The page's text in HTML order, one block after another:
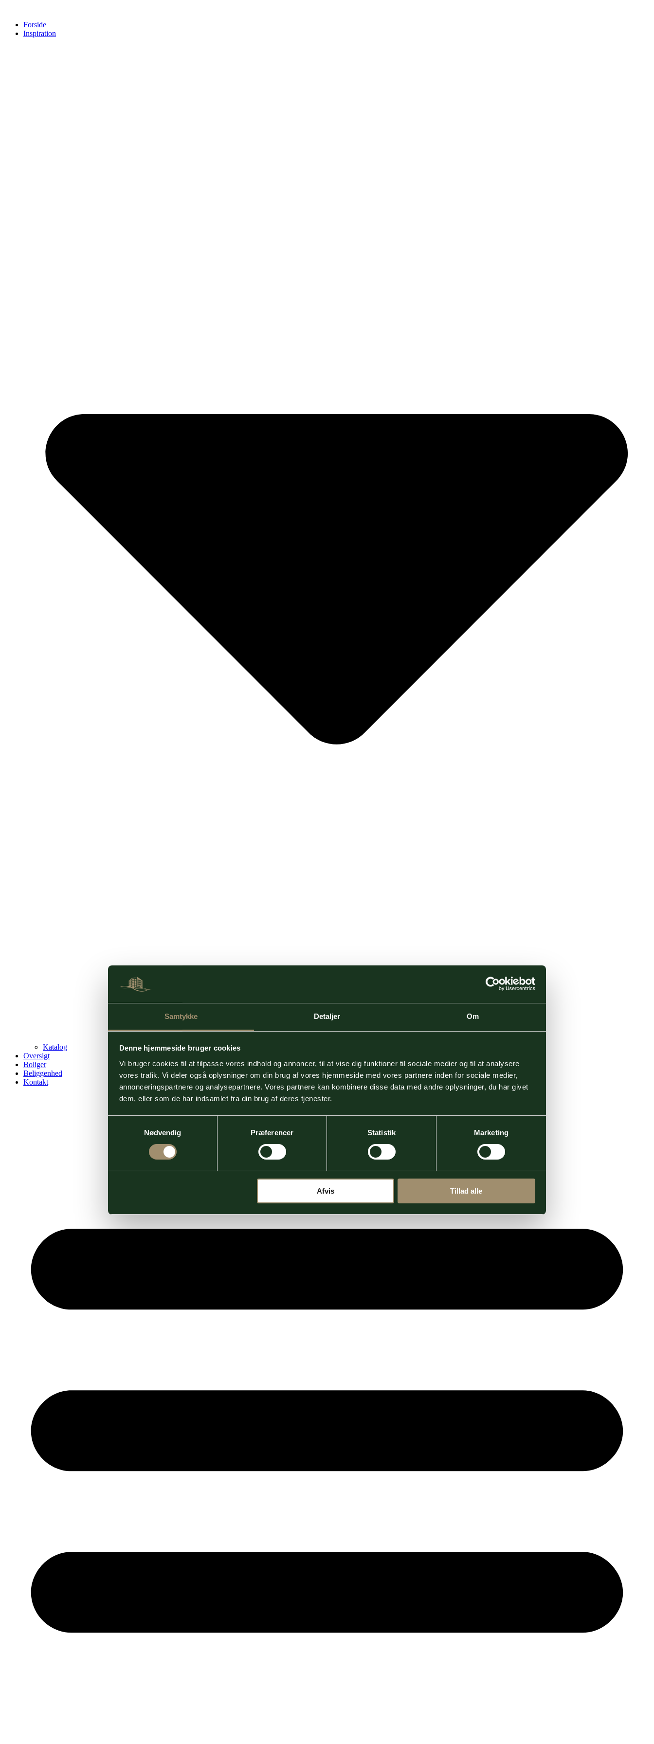
Samtykke Detaljer Om
Denne hjemmeside bruger cookies
Vi bruger cookies til at tilpasse vores indhold og annoncer, til at vise dig funktioner til sociale medier og til at analysere
vores trafik. Vi deler også oplysninger om din brug af vores hjemmeside med vores partnere inden for sociale medier,
annonceringspartnere og analysepartnere. Vores partnere kan kombinere disse data med andre oplysninger, du har givet
dem, eller som de har indsamlet fra din brug af deres tjenester.
Nødvendig
Præferencer Statistik Marketing
Afvis Tillad alle
contentForside
Inspiration
Katalog
Oversigt
Boliger
Beliggenhed
Kontakt